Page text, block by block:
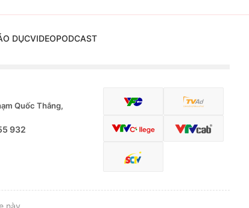
DỤCVIDEOPODCAST
Quốc Thắng,
932
này.